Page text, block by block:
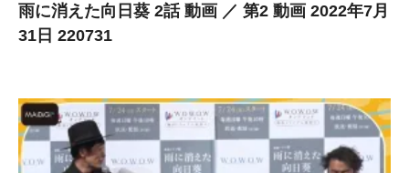
雨に消えた向日葵 2話 動画 ／ 第2 動画 2022年7月
31日 220731